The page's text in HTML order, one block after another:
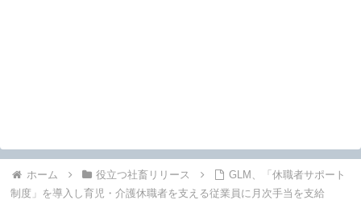
ホーム 役立つ社畜リリース
GLM、「休職者サポート
制度」を導入し育児・介護休職者を支える従業員に月次手当を支給